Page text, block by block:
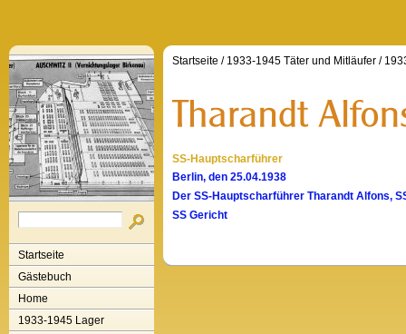
Startseite
Gästebuch
Home
1933-1945 Lager
Startseite / 1933-1945 Täter und Mitläufer /
SS-Hauptscharführer
Berlin, den 25.04.1938
Der SS-Hauptscharführer Tharandt Alfons,
SS Gericht